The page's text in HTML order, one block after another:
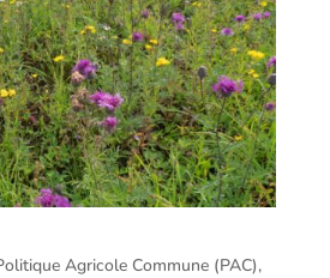
Agricole Commune (PAC),